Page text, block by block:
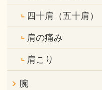
四十肩（五十肩）
肩の痛み
肩こり
腕